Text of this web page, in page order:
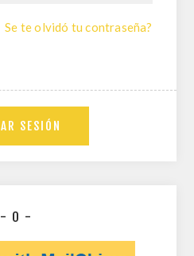
Se te olvidó tu contraseña?
- O -